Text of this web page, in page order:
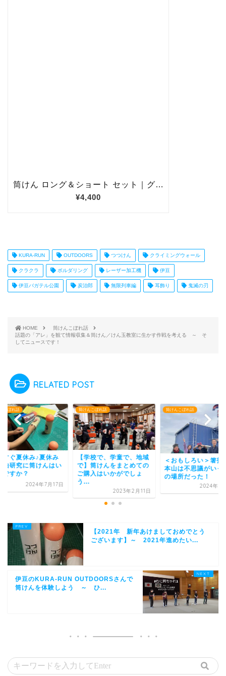
KURA-RUN OUTDOORS つつけん クライミングウォール
クラクラ ボルダリング レーザー加工機 伊豆
伊豆バガテル公園 炭治郎 無限列車編 耳飾り 鬼滅の刃
HOME
筒けんこぼれ話
話題の「アレ」を観て情報収集＆筒けん／けん玉教室に生かす作戦を考える ～ そ
してニュースです！
RELATED POST
こぼれ話
すぐ夏休み♪夏休み
由研究に筒けんはい
ですか？
2024年7月17日
筒けんこぼれ話
【学校で、学童で、地域
で】筒けんをまとめての
ご購入はいかがでしょ
う...
2023年2月11日
筒けんこぼれ話
＜おもしろい＞箸技
本山は不思議がいっ
の場所だった！
2024年1
【2021年 新年あけましておめでとう
ございます】～ 2021年進めたい...
伊豆のKURA-RUN OUTDOORSさんで
筒けんを体験しよう ～ ひ...